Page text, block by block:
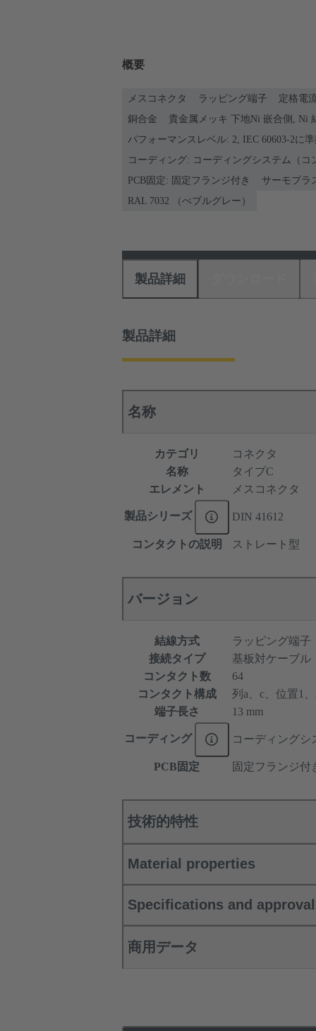
概要
メスコネクタ ラッピング端子 定格電
銅合金
貴金属メッキ 下地Ni 嵌合側, Ni
パフォーマンスレベル: 2, IEC 60603-2に
コーディング: コーディングシステム（コ
PCB固定: 固定フランジ付き
サーモプラ
RAL 7032 （ぺブルグレー）
製品詳細
製品詳細
名称
カテゴリ
コネクタ
名称
タイプC
エレメント
メスコネクタ
製品シリーズ DIN 41612
コンタクトの説明 ストレート型
バージョン
結線方式
ラッピング端子
接続タイプ
基板対ケーブル
コンタクト数
64
コンタクト構成
列a、c、位置1
端子長さ
13 mm
コーディング コーディングシ
PCB固定 固定フランジ付
技術的特性
Material properties
Specifications and
商用データ